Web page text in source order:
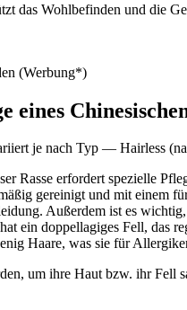
das Wohl­be­fin­den und die
(Wer­bung*)
je nach Typ — Hair­less
Ras­se erfor­dert spe­zi­el­le
gerei­nigt und mit einem
Außer­dem ist es
ein dop­pel­la­gi­ges Fell, das
Haa­re, was sie für
um ihre Haut bzw. ihr